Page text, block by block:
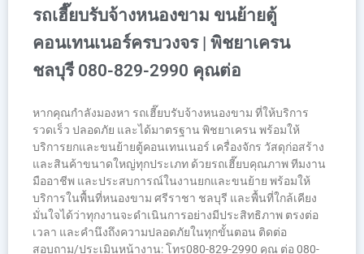
รถเฮี๊ยบรับจ้างหนองขาม ขนย้ายตู้
คอนเทนเนอร์ครบวงจร | พิชยาเครน
ชลบุรี 080-829-2990 คุณต่อ
หากคุณกำลังมองหา รถเฮี๊ยบรับจ้างหนองขาม ที่ให้บริการ
รวดเร็ว ปลอดภัย และได้มาตรฐาน พิชยาเครน พร้อมให้
บริการยกและขนย้ายตู้คอนเทนเนอร์ เครื่องจักร วัสดุก่อสร้าง
และสินค้าขนาดใหญ่ทุกประเภท ด้วยรถเฮี๊ยบคุณภาพ ทีมงาน
มืออาชีพ และประสบการณ์ในงานยกและขนย้าย พร้อมให้
บริการในพื้นที่หนองขาม ศรีราชา ชลบุรี และพื้นที่ใกล้เคียง
มั่นใจได้ว่าทุกงานจะดำเนินการอย่างมีประสิทธิภาพ ตรงต่อ
เวลา และคำนึงถึงความปลอดภัยในทุกขั้นตอน ติดต่อ
สอบถาม/ประเมินหน้างาน: โทร080-829-2990 คุณ ต่อ 080-